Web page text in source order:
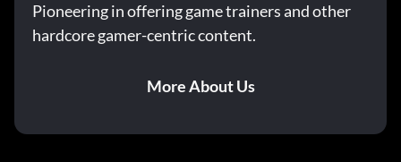
Pioneering in offering game trainers and other
hardcore gamer-centric content.
More About Us